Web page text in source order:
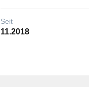
Seit
11.2018